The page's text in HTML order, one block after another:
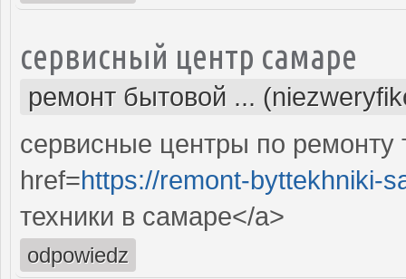
сервисный центр самаре
ремонт бытовой ...
сервисные центры по ремонту
href=https://remont-byttekhniki-
техники в самаре</a>
odpowiedz